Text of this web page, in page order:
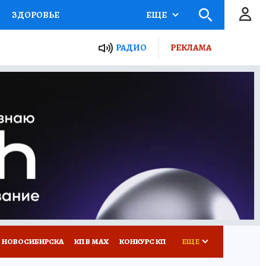
ЗДОРОВЬЕ
Я ЗНАЮ СЕМЬЯ
ЕЩЕ
РАДИО РЕКЛАМА
КП В МАХ КОНКУРС КП ЕЩЕ